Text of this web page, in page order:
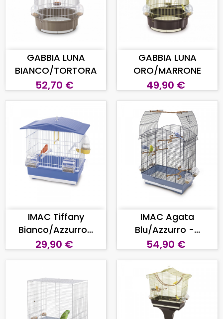
AGGIUNGI AL CARRELLO
GABBIA LUNA
BIANCO/TORTORA
52,70 €
AGGIUNGI AL CARRELLO
GABBIA LUNA
ORO/MARRONE
49,90 €
AGGIUNGI AL CARRELLO
IMAC Tiffany
Bianco/Azzurro...
29,90 €
AGGIUNGI AL CARRELLO
IMAC Agata
Blu/Azzurro -...
54,90 €